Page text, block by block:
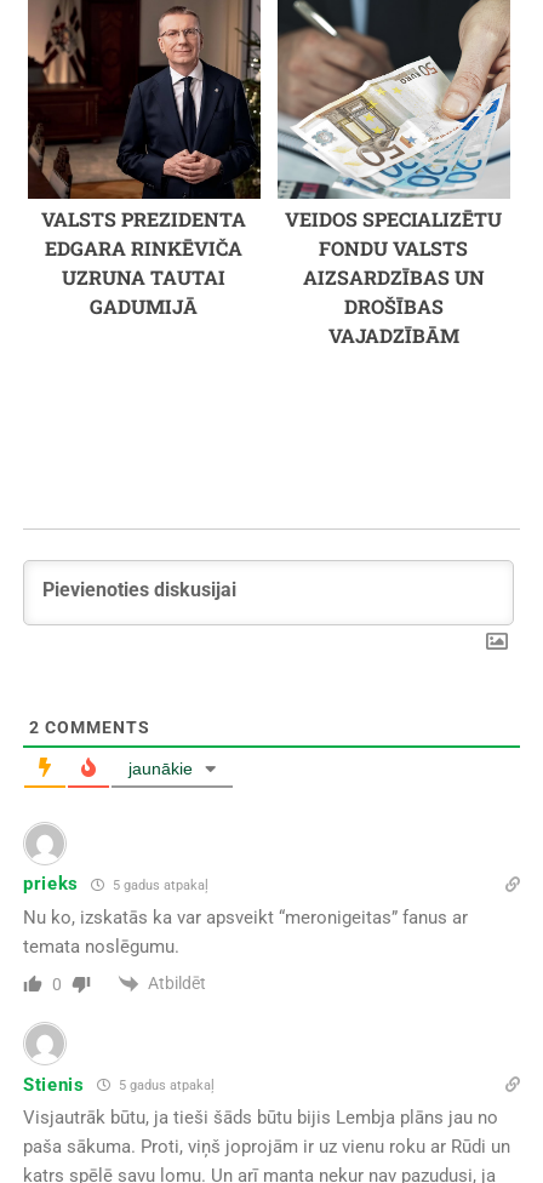
VALSTS PREZIDENTA
EDGARA RINKĒVIČA
UZRUNA TAUTAI
GADUMIJĀ
VEIDOS SPECIALIZĒTU
FONDU VALSTS
AIZSARDZĪBAS UN
DROŠĪBAS
VAJADZĪBĀM
2 COMMENTS
jaunākie
prieks 5 gadus atpakaļ
Nu ko, izskatās ka var apsveikt “meronigeitas” fanus ar
temata noslēgumu.
0 Atbildēt
Stienis 5 gadus atpakaļ
Visjautrāk būtu, ja tieši šāds būtu bijis Lembja plāns jau no
paša sākuma. Proti, viņš joprojām ir uz vienu roku ar Rūdi un
katrs spēlē savu lomu. Un arī manta nekur nav pazudusi, ja